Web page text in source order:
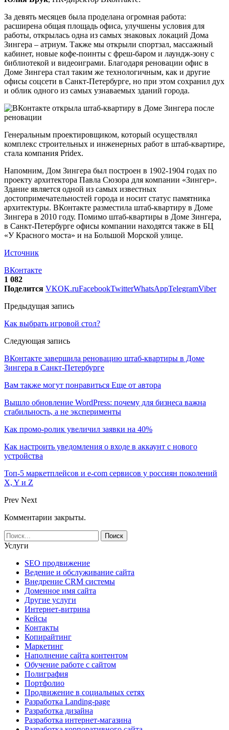
За девять месяцев была проделана огромная работа:
расширена общая площадь офиса, улучшены условия для
работы, открылась одна из самых знаковых локаций Дома
Зингера – атриум. Также мы открыли спортзал, массажный
кабинет, новые кофе-поинты с фреш-баром и лаундж-зону с
библиотекой и видеоиграми. Благодаря реновации офис в
Доме Зингера стал таким же технологичным, как и другие
офисы соцсети в Санкт-Петербурге, но при этом сохранил дух
и облик одного из самых узнаваемых зданий города.
Генеральным проектировщиком, который осуществлял
комплекс строительных и инженерных работ в штаб-квартире,
стала компания Pridex.
Напомним, Дом Зингера был построен в 1902-1904 годах по
проекту архитектора Павла Сюзора для компании «Зингер».
Здание является одной из самых известных
достопримечательностей города и носит статус памятника
архитектуры. ВКонтакте разместила штаб-квартиру в Доме
Зингера в 2010 году. Помимо штаб-квартиры в Доме Зингера,
в Санкт-Петербурге офисы компании находятся также в БЦ
«У Красного моста» и на Большой Морской улице.
Источник
ВКонтакте
1 082
Поделится VKOK.ruFacebookTwitterWhatsAppTelegramViber
Предыдущая запись
Как выбрать игровой стол?
Следующая запись
ВКонтакте завершила реновацию штаб-квартиры в Доме
Зингера в Санкт-Петербурге
Вам также могут понравиться Еще от автора
Вышло обновление WordPress: почему для бизнеса важна
стабильность, а не эксперименты
Как промо-ролик увеличил заявки на 40%
Как настроить уведомления о входе в аккаунт с нового
устройства
Топ-5 маркетплейсов и e-com сервисов у россиян поколений
X, Y и Z
Prev Next
Комментарии закрыты.
Услуги
SEO продвижение
Ведение и обслуживание сайта
Внедрение CRM системы
Доменное имя сайта
Другие услуги
Интернет-витрина
Кейсы
Контакты
Копирайтинг
Маркетинг
Наполнение сайта контентом
Обучение работе с сайтом
Полиграфия
Портфолио
Продвижение в социальных сетях
Разработка Landing-page
Разработка дизайна
Разработка интернет-магазина